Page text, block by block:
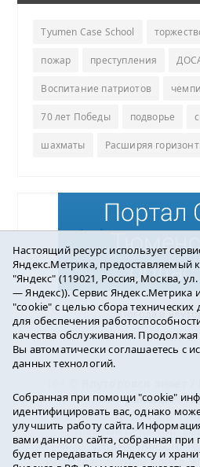
Tyumen Case School
пожар преступления
Воспитание патриотов
70 лет Победы подворье
шахматы Расширяя
Погода в
района
Учредитель: АНО «ИИЦ «
Главный редактор:
E-mail:yznaet@inbox.ru
Регистрационный номер
Настоящий ресурс использует
Яндекс.Метрика,
"Яндекс" (119021, Россия, Москва,
— Яндекс)). Сервис Яндекс.Метрика
"cookie" с целью сбора технических
для обеспечения
качества обслуживания. Продолжая
Вы автоматически соглашаетесь с
данных технологий.
Собранная при помощи "cookie"
идентифицировать вас, однако
улучшить работу сайта.
вами данного сайта, собранная
будет передаваться Яндексу и